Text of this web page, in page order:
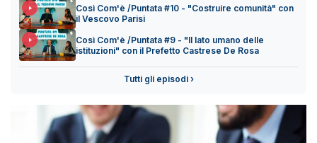
Così Com'è /Puntata #10 - "Costruire comunità" con
il Vescovo Parisi
Così Com'è /Puntata #9 - "Il lato umano delle
istituzioni" con il Prefetto Castrese De Rosa
Tutti gli episodi ›